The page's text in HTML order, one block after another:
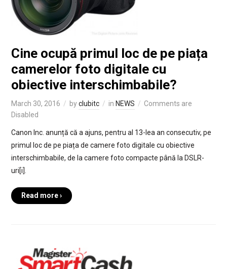
Cine ocupă primul loc de pe piața
camerelor foto digitale cu
obiective interschimbabile?
March 30, 2016 byclubitc in NEWS
Comments are
Disabled
Canon Inc. anunță că a ajuns, pentru al 13-lea an consecutiv, pe
primul loc de pe piața de camere foto digitale cu obiective
interschimbabile, de la camere foto compacte până la DSLR-
uri[i].
Read more ›